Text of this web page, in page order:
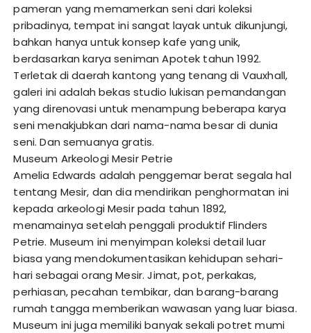
pameran yang memamerkan seni dari koleksi
pribadinya, tempat ini sangat layak untuk dikunjungi,
bahkan hanya untuk konsep kafe yang unik,
berdasarkan karya seniman Apotek tahun 1992.
Terletak di daerah kantong yang tenang di Vauxhall,
galeri ini adalah bekas studio lukisan pemandangan
yang direnovasi untuk menampung beberapa karya
seni menakjubkan dari nama-nama besar di dunia
seni. Dan semuanya gratis.
Museum Arkeologi Mesir Petrie
Amelia Edwards adalah penggemar berat segala hal
tentang Mesir, dan dia mendirikan penghormatan ini
kepada arkeologi Mesir pada tahun 1892,
menamainya setelah penggali produktif Flinders
Petrie. Museum ini menyimpan koleksi detail luar
biasa yang mendokumentasikan kehidupan sehari-
hari sebagai orang Mesir. Jimat, pot, perkakas,
perhiasan, pecahan tembikar, dan barang-barang
rumah tangga memberikan wawasan yang luar biasa.
Museum ini juga memiliki banyak sekali potret mumi